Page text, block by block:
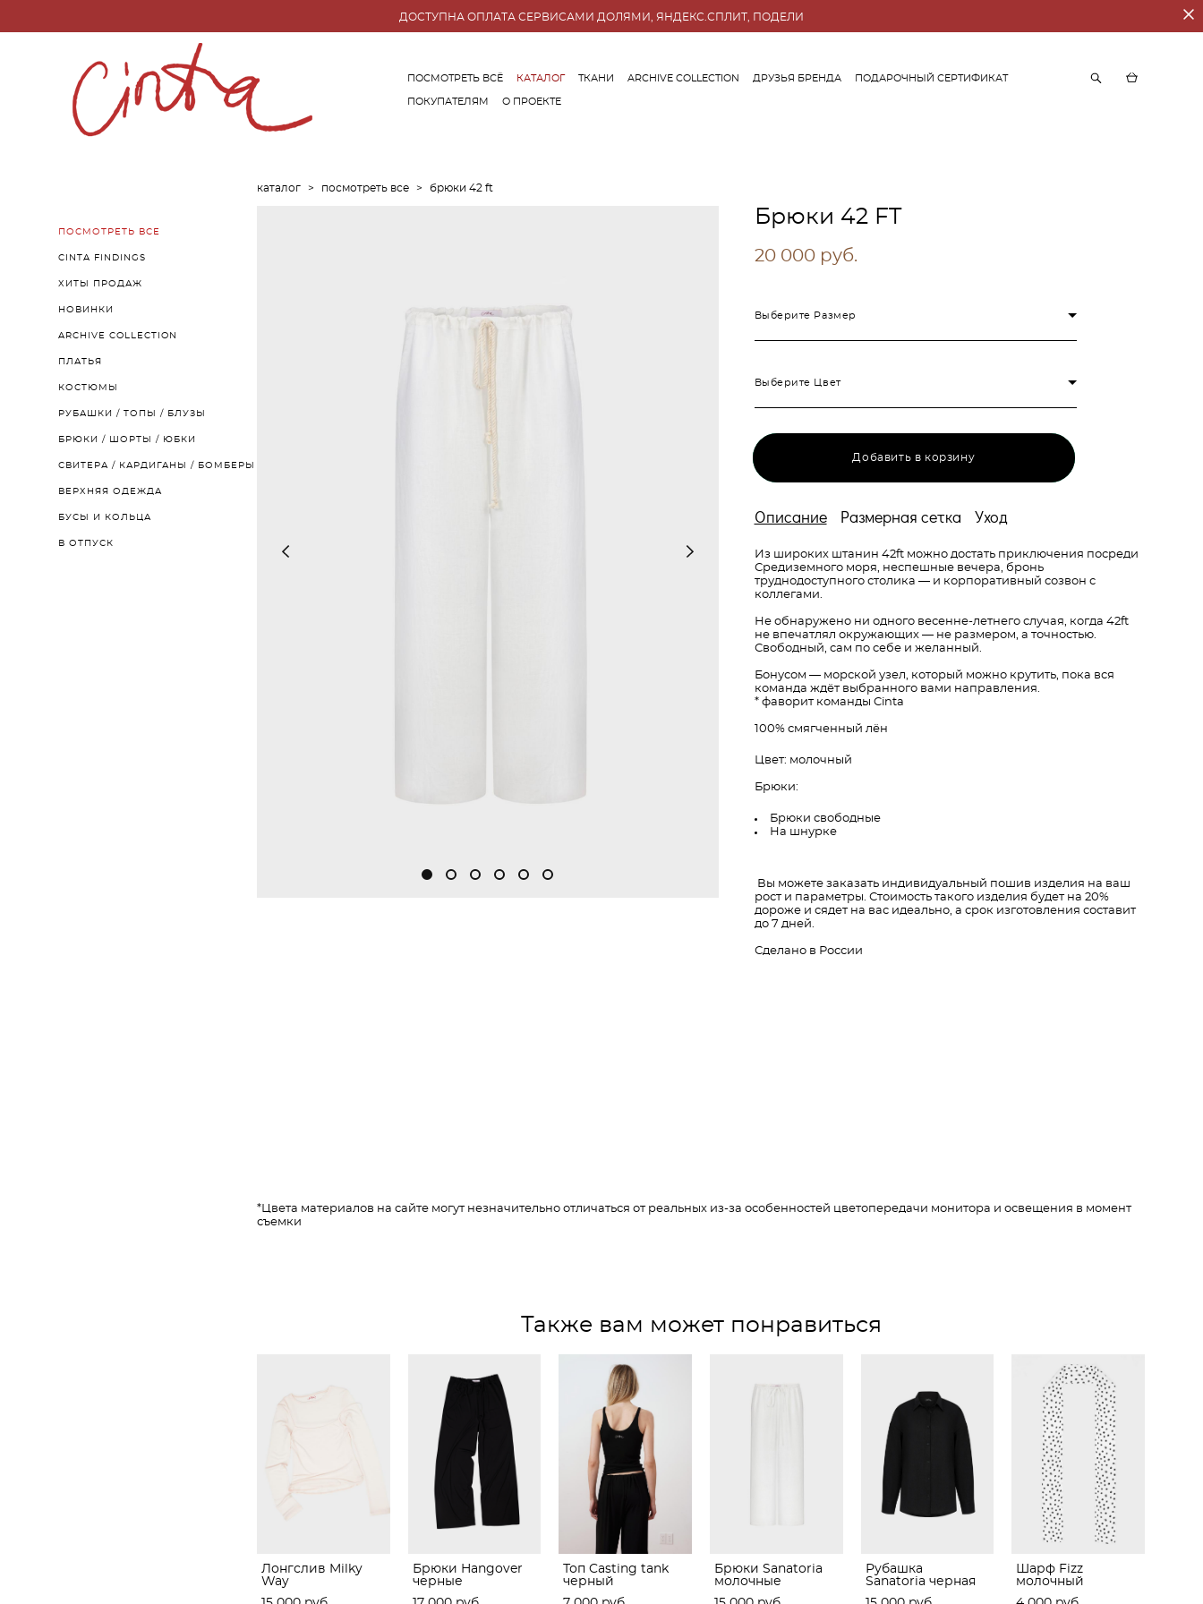
ДОСТУПНА ОПЛАТА СЕРВИСАМИ ДОЛЯМИ, ЯНДЕКС.СПЛИТ, ПОДЕЛИ
ПОСМОТРЕТЬ ВСЁ КАТАЛОГ ТКАНИ ARCHIVE COLLECTION ДРУЗЬЯ БРЕНДА ПОДАРОЧНЫЙ СЕРТИФИКАТ
ПОКУПАТЕЛЯМ О ПРОЕКТЕ
ПОСМОТРЕТЬ ВСЕ
CINTA FINDINGS
ХИТЫ ПРОДАЖ
НОВИНКИ
ARCHIVE COLLECTION
ПЛАТЬЯ
КОСТЮМЫ
РУБАШКИ / ТОПЫ / БЛУЗЫ
БРЮКИ / ШОРТЫ / ЮБКИ
СВИТЕРА / КАРДИГАНЫ / БОМБЕРЫ
ВЕРХНЯЯ ОДЕЖДА
БУСЫ И КОЛЬЦА
В ОТПУСК
каталог > посмотреть все > брюки 42 ft
Брюки 42 FT
20 000 pуб.
Выберите Размер
Выберите Цвет
Добавить в корзину
Описание Размерная сетка Уход
Из широких штанин 42ft можно достать приключения посреди
Средиземного моря, неспешные вечера, бронь
труднодоступного столика — и корпоративный созвон с
коллегами.
Не обнаружено ни одного весенне-летнего случая, когда 42ft
не впечатлял окружающих — не размером, а точностью.
Свободный, сам по себе и желанный.
Бонусом — морской узел, который можно крутить, пока вся
команда ждёт выбранного вами направления.
* фаворит команды Cinta
100% смягченный лён
Цвет: молочный
Брюки:
Брюки свободные
На шнурке
Вы можете заказать индивидуальный пошив изделия на ваш
рост и параметры. Стоимость такого изделия будет на 20%
дороже и сядет на вас идеально, а срок изготовления составит
до 7 дней.
Сделано в России
*Цвета материалов на сайте могут незначительно отличаться от реальных из-за особенностей цветопередачи монитора и освещения в момент
съемки
Также вам может понравиться
Лонгслив Milky
Way
Брюки Hangover
черные
Топ Casting tank
черный
Брюки Sanatoria
молочные
Рубашка
Sanatoria черная
Шарф Fizz
молочный